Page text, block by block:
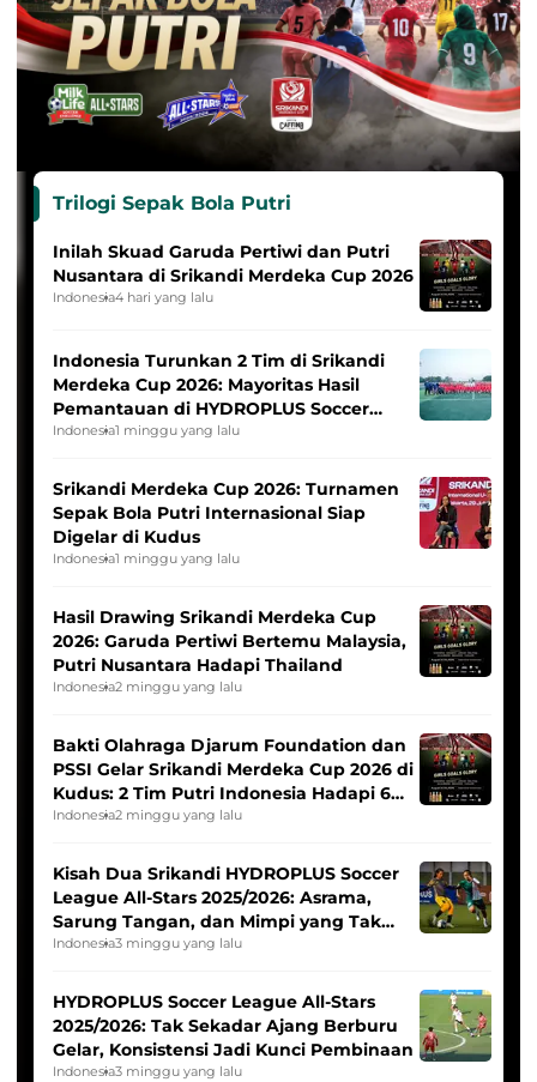
Trilogi Sepak Bola Putri
Inilah Skuad Garuda Pertiwi dan Putri
Nusantara di Srikandi Merdeka Cup 2026
Indonesia4 hari yang lalu
Indonesia Turunkan 2 Tim di Srikandi
Merdeka Cup 2026: Mayoritas Hasil
Pemantauan di HYDROPLUS Soccer
League
Indonesia1 minggu yang lalu
Srikandi Merdeka Cup 2026: Turnamen
Sepak Bola Putri Internasional Siap
Digelar di Kudus
Indonesia1 minggu yang lalu
Hasil Drawing Srikandi Merdeka Cup
2026: Garuda Pertiwi Bertemu Malaysia,
Putri Nusantara Hadapi Thailand
Indonesia2 minggu yang lalu
Bakti Olahraga Djarum Foundation dan
PSSI Gelar Srikandi Merdeka Cup 2026 di
Kudus: 2 Tim Putri Indonesia Hadapi 6
Tim Asia
Indonesia2 minggu yang lalu
Kisah Dua Srikandi HYDROPLUS Soccer
League All-Stars 2025/2026: Asrama,
Sarung Tangan, dan Mimpi yang Tak
Pernah Padam
Indonesia3 minggu yang lalu
HYDROPLUS Soccer League All-Stars
2025/2026: Tak Sekadar Ajang Berburu
Gelar, Konsistensi Jadi Kunci Pembinaan
Indonesia3 minggu yang lalu